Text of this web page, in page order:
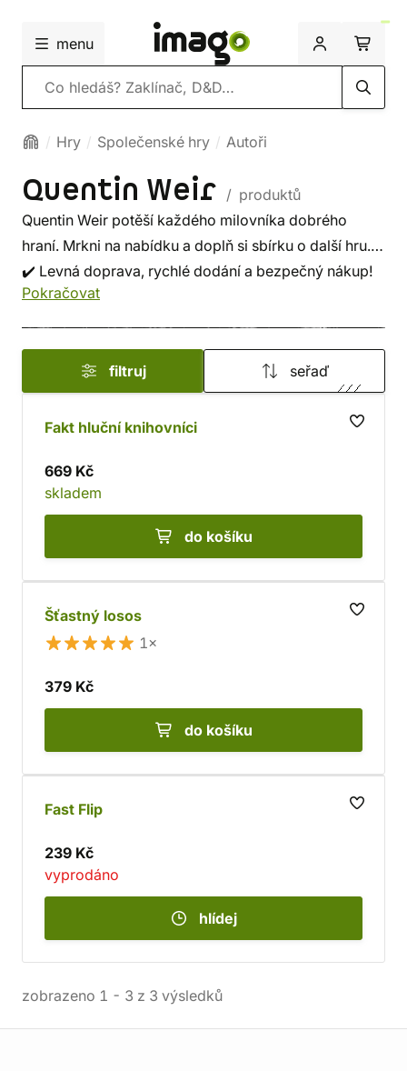
menu
Vyhledávání
Hry Společenské hry Autoři
Quentin Weir / produktů
Quentin Weir potěší každého milovníka dobrého
hraní. Mrkni na nabídku a doplň si sbírku o další hru.
✔️ Levná doprava, rychlé dodání a bezpečný nákup!
Pokračovat
filtruj seřaď
Fakt hluční knihovníci
669 Kč
skladem
do košíku
Šťastný losos
1×
379 Kč
do košíku
Fast Flip
239 Kč
vyprodáno
hlídej
zobrazeno 1 - 3 z 3 výsledků